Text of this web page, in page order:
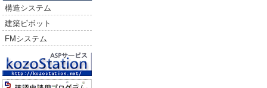
構造システム
建築ピボット
FMシステム